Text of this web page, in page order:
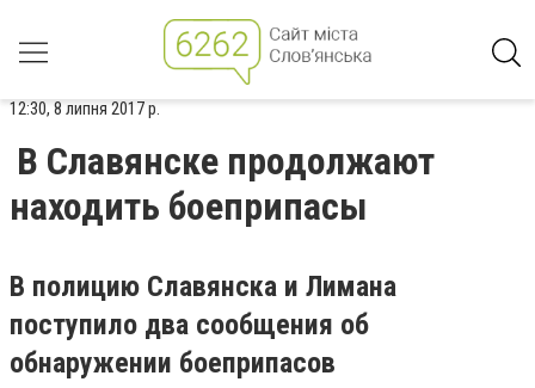
12:30, 8 липня 2017 р.
В Славянске продолжают
находить боеприпасы
В полицию Славянска и Лимана
поступило два сообщения об
обнаружении боеприпасов